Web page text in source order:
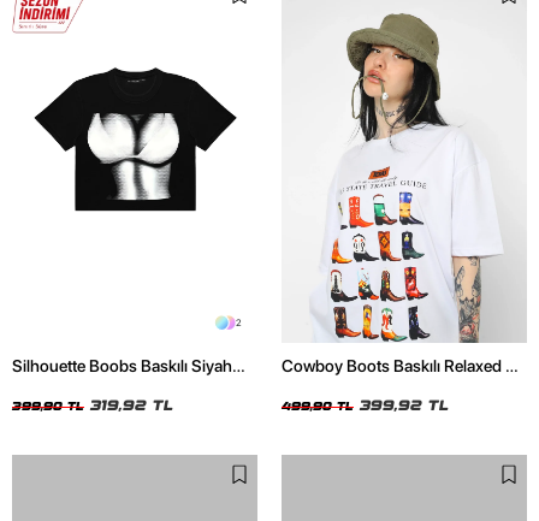
2
Silhouette Boobs Baskılı Siyah
399,90 TL 319,92 TL
Cowboy Boots Baskılı Relaxed Fit
499,90 TL 399,92 TL